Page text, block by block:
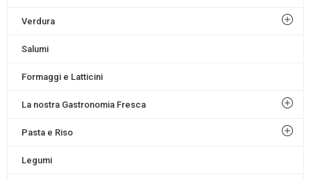
Verdura
Salumi
Formaggi e Latticini
La nostra Gastronomia Fresca
Pasta e Riso
Legumi